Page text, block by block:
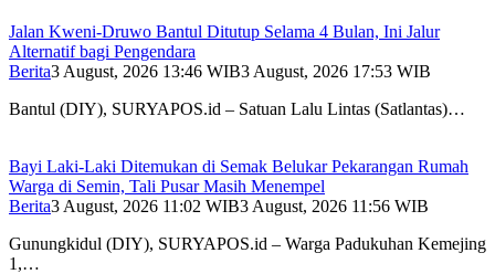
Jalan Kweni-Druwo Bantul Ditutup Selama 4 Bulan, Ini Jalur
Alternatif bagi Pengendara
Berita3 August, 2026 13:46 WIB3 August, 2026 17:53 WIB
Bantul (DIY), SURYAPOS.id – Satuan Lalu Lintas (Satlantas)…
Bayi Laki-Laki Ditemukan di Semak Belukar Pekarangan Rumah
Warga di Semin, Tali Pusar Masih Menempel
Berita3 August, 2026 11:02 WIB3 August, 2026 11:56 WIB
Gunungkidul (DIY), SURYAPOS.id – Warga Padukuhan Kemejing
1,…